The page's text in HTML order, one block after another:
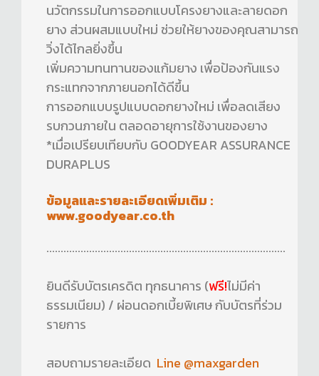
นวัตกรรมในการออกแบบโครงยางและลายดอก
ยาง ส่วนผสมแบบใหม่ ช่วยให้ยางของคุณสามารถ
วิ่งได้ไกลยิ่งขึ้น
เพิ่มความทนทานของแก้มยาง เพื่อป้องกันแรง
กระแทกจากภายนอกได้ดีขึ้น
การออกแบบรูปแบบดอกยางใหม่ เพื่อลดเสียง
รบกวนภายใน ตลอดอายุการใช้งานของยาง
*เมื่อเปรียบเทียบกับ GOODYEAR ASSURANCE
DURAPLUS
ข้อมูลและรายละเอียดเพิ่มเติม :
www.goodyear.co.th
....................................................................................
ยินดีรับบัตรเครดิต ทุกธนาคาร (ฟรี!ไม่มีค่า
ธรรมเนียม) / ผ่อนดอกเบี้ยพิเศษ กับบัตรที่ร่วม
รายการ
สอบถามรายละเอียด Line @maxgarden